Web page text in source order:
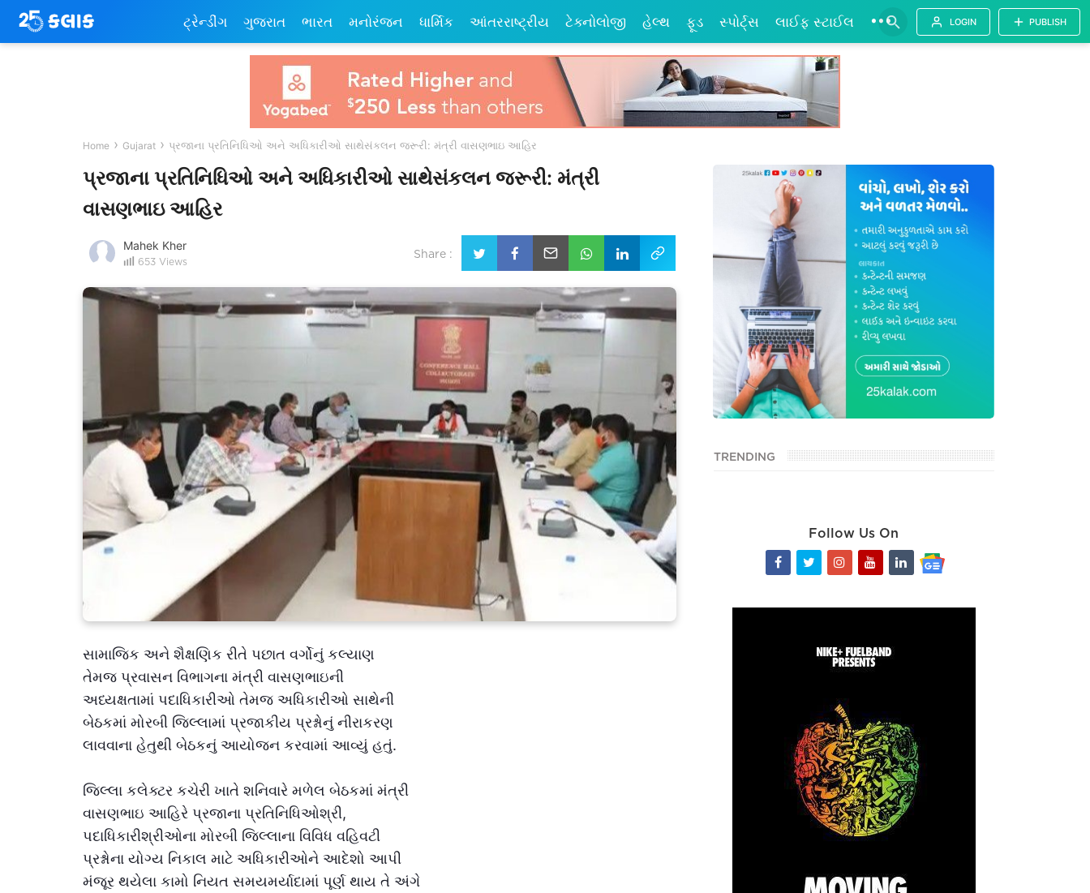
ટ્રેન્ડીંગ ગુજરાત ભારત મનોરંજન ધાર્મિક આંતરરાષ્ટ્રીય ટેક્નોલોજી હેલ્થ ફૂડ સ્પોર્ટ્સ લાઈફ સ્ટાઈલ ••• LOGIN PUBLISH
Home › Gujarat › પ્રજાના પ્રતિનિધિઓ અને અધિકારીઓ સાથેસંકલન જરૂરી: મંત્રી વાસણભાઇ આહિર
પ્રજાના પ્રતિનિધિઓ અને અધિકારીઓ સાથેસંકલન જરૂરી: મંત્રી
વાસણભાઇ આહિર
Mahek Kher
653 Views
Share :
સામાજિક અને શૈક્ષણિક રીતે પછાત વર્ગોનું કલ્યાણ
તેમજ પ્રવાસન વિભાગના મંત્રી વાસણભાઇની
અધ્યક્ષતામાં પદાધિકારીઓ તેમજ અધિકારીઓ સાથેની
બેઠકમાં મોરબી જિલ્લામાં પ્રજાકીય પ્રશ્નોનું નીરાકરણ
લાવવાના હેતુથી બેઠકનું આયોજન કરવામાં આવ્યું હતું.
જિલ્લા કલેક્ટર કચેરી ખાતે શનિવારે મળેલ બેઠકમાં મંત્રી
વાસણભાઇ આહિરે પ્રજાના પ્રતિનિધિઓશ્રી,
પદાધિકારીશ્રીઓના મોરબી જિલ્લાના વિવિધ વહિવટી
પ્રશ્નોના યોગ્ય નિકાલ માટે અધિકારીઓને આદેશો આપી
મંજૂર થયેલા કામો નિયત સમયમર્યાદામાં પૂર્ણ થાય તે અંગે
TRENDING
Follow Us On